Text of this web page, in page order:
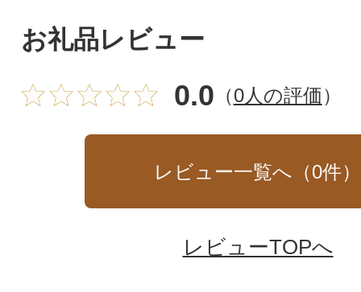
お礼品レビュー
0.0 （0人の評価）
レビュー一覧へ（0件）
レビューTOPへ